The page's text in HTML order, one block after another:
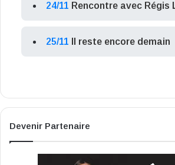
24/11 Rencontre avec Régis
25/11 Il reste encore demain
Devenir Partenaire